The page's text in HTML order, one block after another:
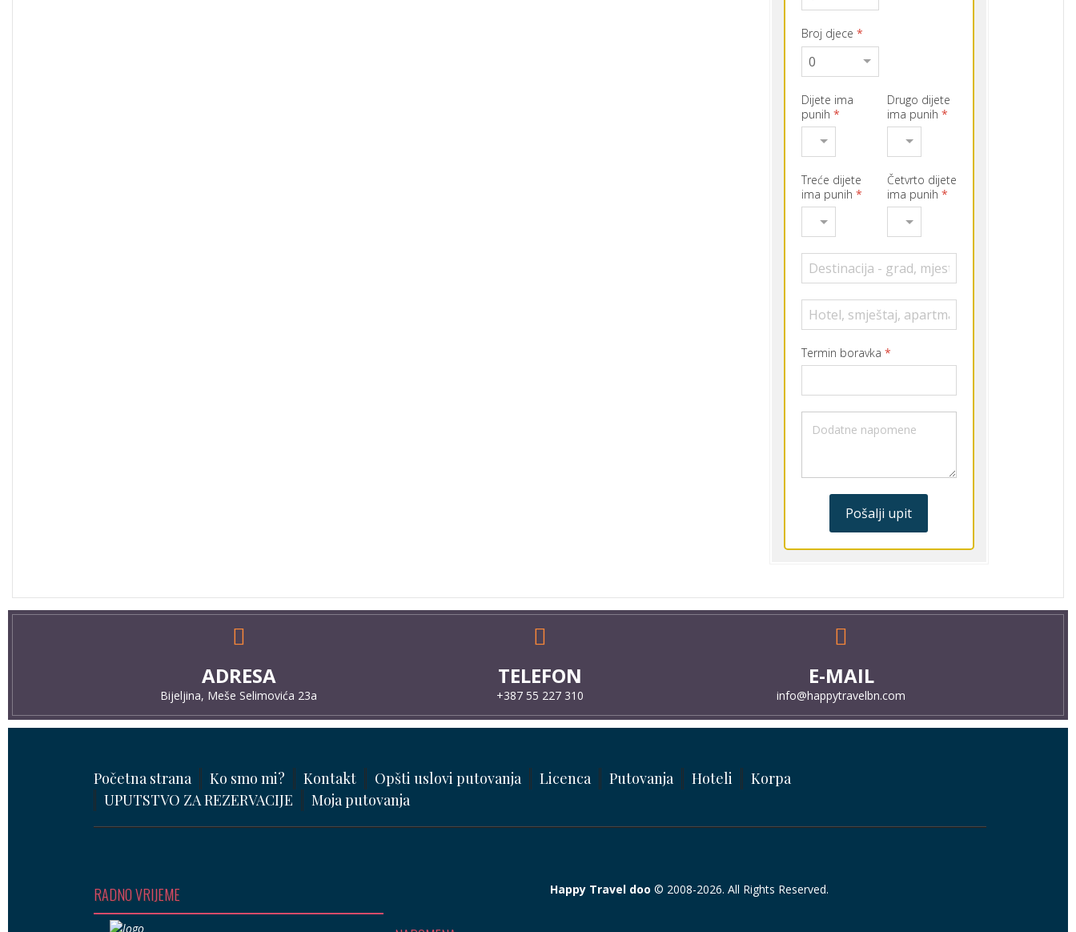
Broj djece *
Dijete ima
punih *
Drugo dijete
ima punih *
Treće dijete
ima punih *
Četvrto dijete
ima punih *
Termin boravka *
Pošalji upit
ADRESA
Bijeljina, Meše Selimovića 23a
TELEFON
+387 55 227 310
E-MAIL
info@happytravelbn.com
Početna strana Ko smo mi? Kontakt Opšti uslovi putovanja Licenca Putovanja Hoteli
Korpa
UPUTSTVO ZA REZERVACIJE
Moja putovanja
RADNO VRIJEME Happy Travel doo © 2008-2026. All Rights Reserved.